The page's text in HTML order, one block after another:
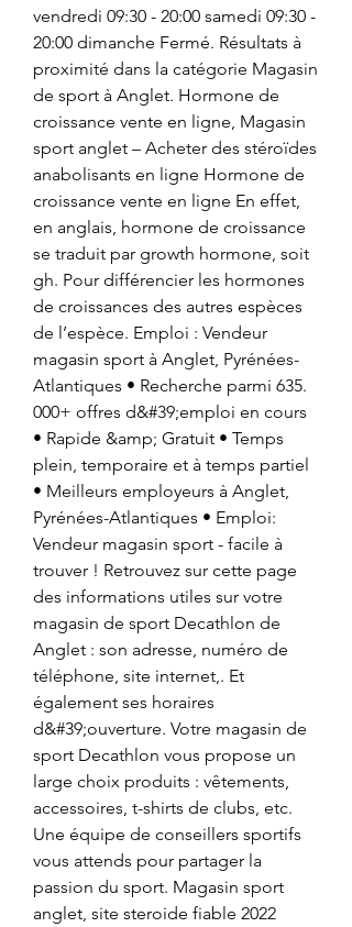
vendredi 09:30 - 20:00 samedi 09:30 -
20:00 dimanche Fermé. Résultats à
proximité dans la catégorie Magasin
de sport à Anglet. Hormone de
croissance vente en ligne, Magasin
sport anglet – Acheter des stéroïdes
anabolisants en ligne Hormone de
croissance vente en ligne En effet,
en anglais, hormone de croissance
se traduit par growth hormone, soit
gh. Pour différencier les hormones
de croissances des autres espèces
de l’espèce. Emploi : Vendeur
magasin sport à Anglet, Pyrénées-
Atlantiques • Recherche parmi 635.
000+ offres d&#39;emploi en cours
• Rapide &amp; Gratuit • Temps
plein, temporaire et à temps partiel
• Meilleurs employeurs à Anglet,
Pyrénées-Atlantiques • Emploi:
Vendeur magasin sport - facile à
trouver ! Retrouvez sur cette page
des informations utiles sur votre
magasin de sport Decathlon de
Anglet : son adresse, numéro de
téléphone, site internet,. Et
également ses horaires
d&#39;ouverture. Votre magasin de
sport Decathlon vous propose un
large choix produits : vêtements,
accessoires, t-shirts de clubs, etc.
Une équipe de conseillers sportifs
vous attends pour partager la
passion du sport. Magasin sport
anglet, site steroide fiable 2022